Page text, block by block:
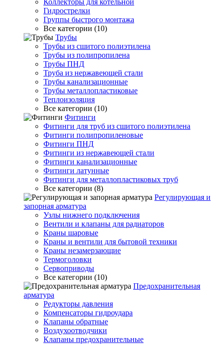
Коллекторы для котельной
Гидрострелки
Группы быстрого монтажа
Все категории (10)
Трубы
Трубы из сшитого полиэтилена
Трубы из полипропилена
Трубы ПНД
Труба из нержавеющей стали
Трубы канализационные
Трубы металлопластиковые
Теплоизоляция
Все категории (10)
Фитинги
Фитинги для труб из сшитого полиэтилена
Фитинги полипропиленовые
Фитинги ПНД
Фитинги из нержавеющей стали
Фитинги канализационные
Фитинги латунные
Фитинги для металлопластиковых труб
Все категории (8)
Регулирующая и
запорная арматура
Узлы нижнего подключения
Вентили и клапаны для радиаторов
Краны шаровые
Краны и вентили для бытовой техники
Краны незамерзающие
Термоголовки
Сервоприводы
Все категории (10)
Предохранительная
арматура
Редукторы давления
Компенсаторы гидроудара
Клапаны обратные
Воздухоотводчики
Клапаны предохранительные